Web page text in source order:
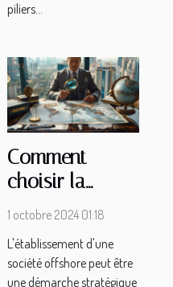
piliers...
Comment
choisir la
meilleure
votre société
offshore
1 octobre 2024 01:18
L'établissement d'une
société offshore peut être
une démarche stratégique